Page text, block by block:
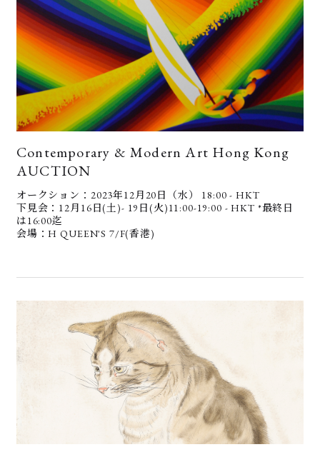
Contemporary & Modern Art Hong Kong
AUCTION
オークション：2023年12月20日（水） 18:00 - HKT
下見会：12月16日(土)- 19日(火)11:00-19:00 - HKT *最終日
は16:00迄
会場：H QUEEN'S 7/F(香港)